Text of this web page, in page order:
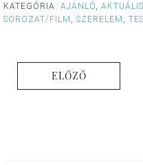
KATEGÓRIA: AJÁNLÓ,
SOROZAT/FILM , SZERELEM ,
ELŐZŐ